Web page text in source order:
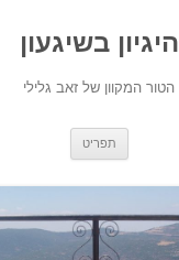
היגיון בשיגעון
הטור המקוון של זאב גלילי
תפריט